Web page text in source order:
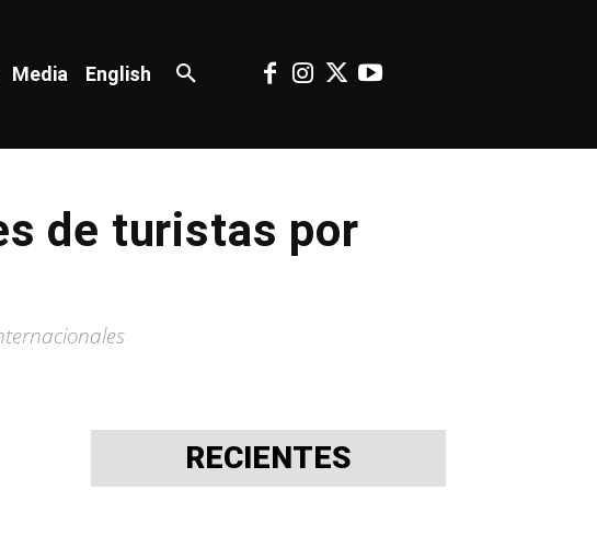
Media English
de turistas por
RECIENTES